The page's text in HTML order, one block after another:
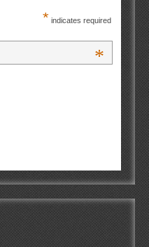
* indicates required
*